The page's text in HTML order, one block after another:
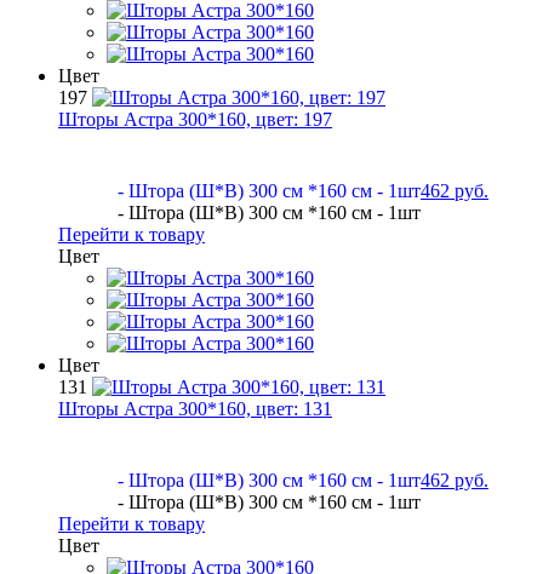
Цвет
197
Шторы Астра 300*160, цвет: 197
- Штора (Ш*В) 300 см *160 см - 1шт462 руб.
- Штора (Ш*В) 300 см *160 см - 1шт
Перейти к товару
Цвет
Цвет
131
Шторы Астра 300*160, цвет: 131
- Штора (Ш*В) 300 см *160 см - 1шт462 руб.
- Штора (Ш*В) 300 см *160 см - 1шт
Перейти к товару
Цвет